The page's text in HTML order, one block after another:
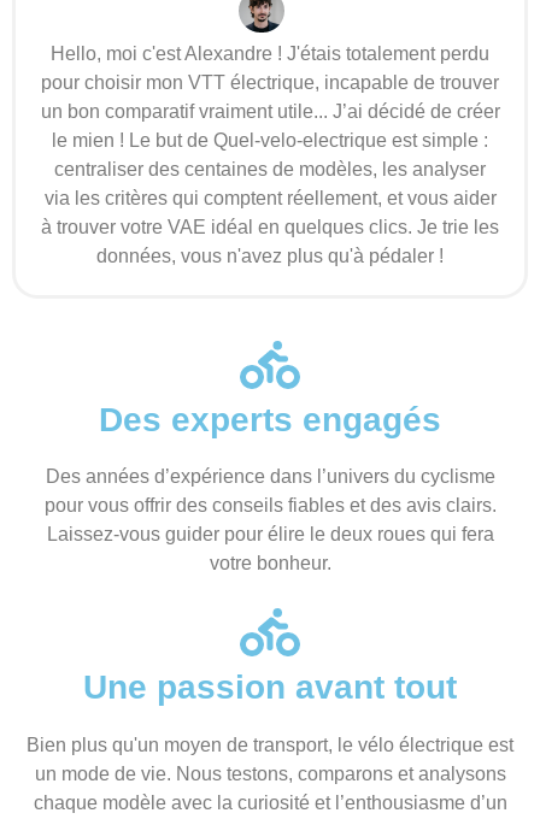
Hello, moi c'est Alexandre ! J'étais totalement perdu
pour choisir mon VTT électrique, incapable de trouver
un bon comparatif vraiment utile... J’ai décidé de créer
le mien ! Le but de Quel-velo-electrique est simple :
centraliser des centaines de modèles, les analyser
via les critères qui comptent réellement, et vous aider
à trouver votre VAE idéal en quelques clics. Je trie les
données, vous n'avez plus qu'à pédaler !
Des experts engagés
Des années d’expérience dans l’univers du cyclisme
pour vous offrir des conseils fiables et des avis clairs.
Laissez-vous guider pour élire le deux roues qui fera
votre bonheur.
Une passion avant tout
Bien plus qu'un moyen de transport, le vélo électrique est
un mode de vie. Nous testons, comparons et analysons
chaque modèle avec la curiosité et l’enthousiasme d’un